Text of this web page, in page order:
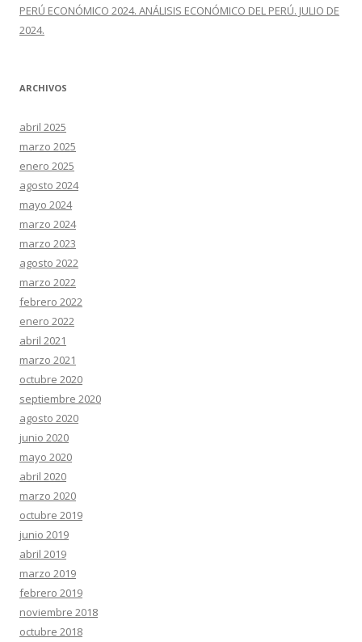
PERÚ ECONÓMICO 2024. ANÁLISIS ECONÓMICO DEL PERÚ. JULIO DE
2024.
ARCHIVOS
abril 2025
marzo 2025
enero 2025
agosto 2024
mayo 2024
marzo 2024
marzo 2023
agosto 2022
marzo 2022
febrero 2022
enero 2022
abril 2021
marzo 2021
octubre 2020
septiembre 2020
agosto 2020
junio 2020
mayo 2020
abril 2020
marzo 2020
octubre 2019
junio 2019
abril 2019
marzo 2019
febrero 2019
noviembre 2018
octubre 2018